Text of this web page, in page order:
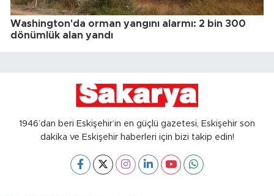
Washington'da orman yangını alarmı: 2 bin 300
dönümlük alan yandı
1946’dan beri Eskişehir’in en güçlü gazetesi, Eskişehir son
dakika ve Eskişehir haberleri için bizi takip edin!